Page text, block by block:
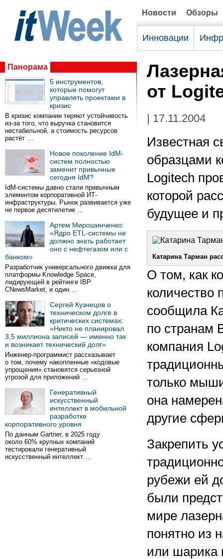
Новости Обзоры
Инновации
Панорама
5 инструментов,
которые помогут
управлять проектами в
кризис
В кризис компании теряют устойчивость
из-за того, что выручка становится
нестабильной, а стоимость ресурсов
растёт …
Новое поколение IdM-
систем полностью
заменит привычные
сегодня IdM?
IdM-системы давно стали привычным
элементом корпоративной ИТ-
инфраструктуры. Рынок развивается уже
не первое десятилетие …
Артем Мирошинченко:
«Ядро ETL-системы не
должно знать работает
оно с нефтегазом или с
банком»
Разработчик универсального движка для
платформы Knowledge Space,
лидирующей в рейтинге IBP
CNewsMarket, и один …
Сергей Кузнецов о
техническом долге в
критических системах:
«Никто не планировал
3,5 миллиона записей — именно так
и возникает технический долг»
Инженер-программист рассказывает
о том, почему накопленные «кодовые
упрощения» становятся серьезной
угрозой для приложений …
Генеративный
искусственный
интеллект в мобильной
разработке
корпоративного уровня
По данным Gartner, в 2025 году
около 60% крупных компаний
тестировали генеративный
искусственный интеллект …
от
| 17.11.2004
Известная
образцами
Logitech
которой
будущее и
Катарина Тарман
О том, как
количество
сообщила
по странам
компания
только
она
другие
Закрепить
рубежи ей
были
мире
понятно из
или шарика